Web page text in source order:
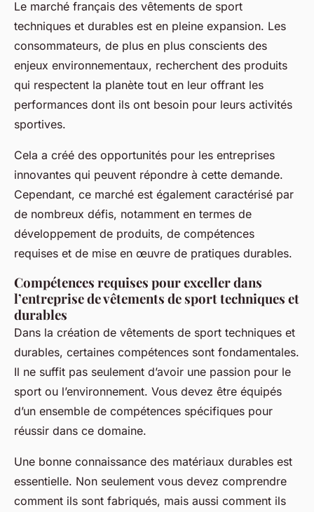
Le marché français des vêtements de sport
techniques et durables est en pleine expansion. Les
consommateurs, de plus en plus conscients des
enjeux environnementaux, recherchent des produits
qui respectent la planète tout en leur offrant les
performances dont ils ont besoin pour leurs activités
sportives.
Cela a créé des opportunités pour les entreprises
innovantes qui peuvent répondre à cette demande.
Cependant, ce marché est également caractérisé par
de nombreux défis, notamment en termes de
développement de produits, de compétences
requises et de mise en œuvre de pratiques durables.
Compétences requises pour exceller dans
l’entreprise de vêtements de sport techniques et
durables
Dans la création de vêtements de sport techniques et
durables, certaines compétences sont fondamentales.
Il ne suffit pas seulement d’avoir une passion pour le
sport ou l’environnement. Vous devez être équipés
d’un ensemble de compétences spécifiques pour
réussir dans ce domaine.
Une bonne connaissance des matériaux durables est
essentielle. Non seulement vous devez comprendre
comment ils sont fabriqués, mais aussi comment ils